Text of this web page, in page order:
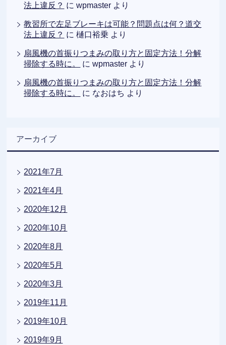
法上違反？ にwpmaster より
教習所で左足ブレーキは可能？問題点は何？道交
法上違反？ に樋口裕乗 より
扇風機の首振りつまみの取り方と固定方法！分解
掃除する時に。
にwpmaster より
扇風機の首振りつまみの取り方と固定方法！分解
掃除する時に。
に なおはち より
アーカイブ
2021年7月
2021年4月
2020年12月
2020年10月
2020年8月
2020年5月
2020年3月
2019年11月
2019年10月
2019年9月